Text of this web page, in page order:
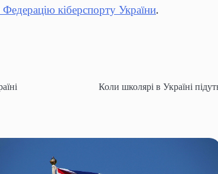
кіберспорту України.
Коли школярі в Україні